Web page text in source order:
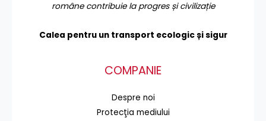
române contribuie la progres și civilizație
Calea pentru un transport ecologic și sigur
COMPANIE
Despre noi
Protecţia mediului